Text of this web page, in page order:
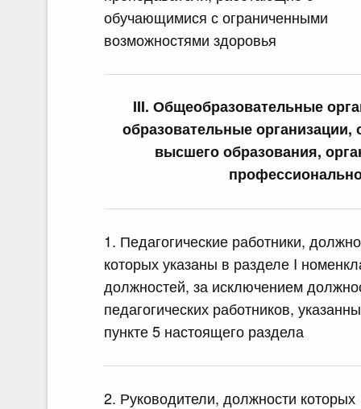
обучающимися с ограниченными
возможностями здоровья
III. Общеобразовательные
образовательные
высшего образования,
1. Педагогические работники,
которых указаны в разделе I
должностей, за исключением
педагогических работников,
пункте 5 настоящего раздела
2. Руководители, должности которых